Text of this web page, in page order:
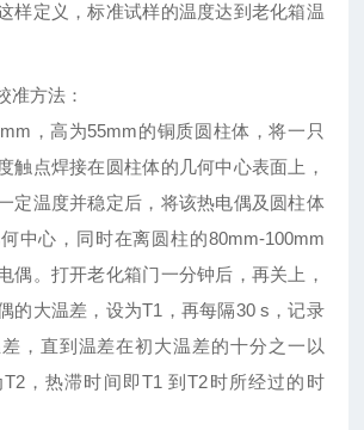
样定义，标准试样的温度达到老化箱温
准方法：
，高为55mm的铜质圆柱体，将一只
触点焊接在圆柱体的几何中心表面上，
定温度并稳定后，将该热电偶及圆柱体
中心，同时在离圆柱的80mm-100mm
偶。打开老化箱门一分钟后，再关上，
的大温差，设为T1，再每隔30 s，记录
，直到温差在初大温差的十分之一以
，热滞时间即T1 到T2时所经过的时